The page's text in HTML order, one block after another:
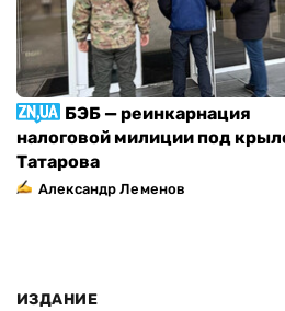
БЭБ — реинкарнация
налоговой милиции под
Татарова
Александр Леменов
ИЗДАНИЕ